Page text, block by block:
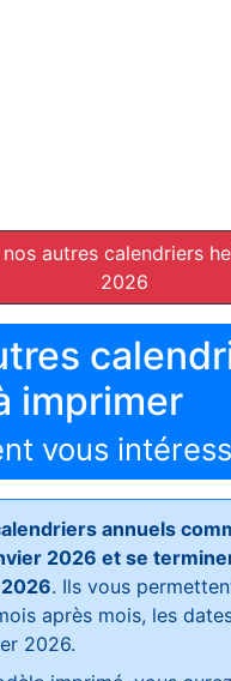
autres calendriers
2026
imprimer
vous
annuels
2026 et se
. Ils vous
après mois, les
2026.